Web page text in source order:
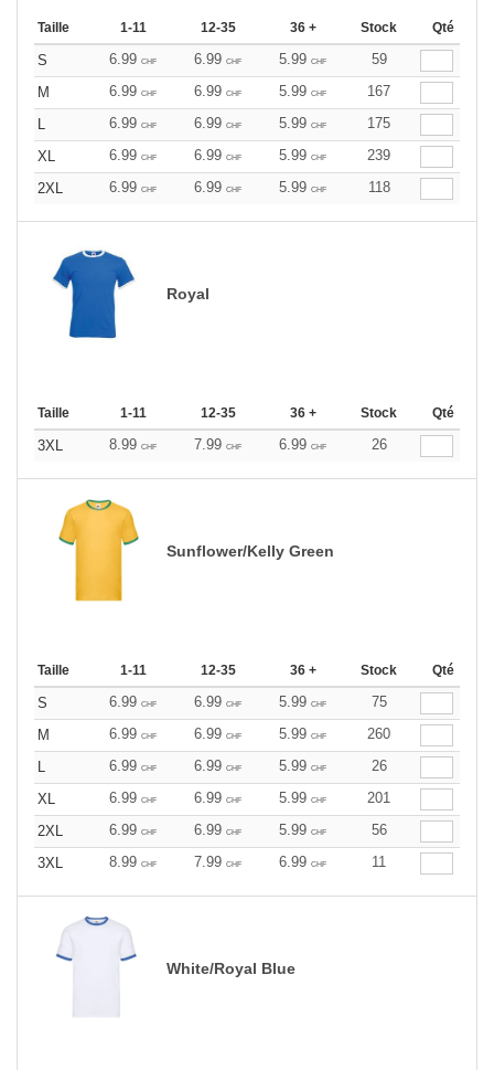
Taille 1-11 12-35 36 + Stock Qté
S 6.99 CHF 6.99 CHF 5.99 CHF
59
M
6.99 CHF 6.99 CHF 5.99 CHF
167
L
6.99 CHF 6.99 CHF 5.99 CHF
175
XL
6.99 CHF 6.99 CHF 5.99 CHF
239
2XL
6.99 CHF 6.99 CHF 5.99 CHF 118
Royal
Taille 1-11 12-35 36 + Stock Qté
3XL 8.99 CHF 7.99 CHF 6.99 CHF 26
Sunflower/Kelly Green
Taille 1-11 12-35 36 + Stock Qté
S 6.99 CHF 6.99 CHF 5.99 CHF
75
M
6.99 CHF 6.99 CHF 5.99 CHF
260
L
6.99 CHF 6.99 CHF 5.99 CHF
26
XL
6.99 CHF 6.99 CHF 5.99 CHF
201
2XL
6.99 CHF 6.99 CHF 5.99 CHF
56
3XL
8.99 CHF 7.99 CHF 6.99 CHF 11
White/Royal Blue